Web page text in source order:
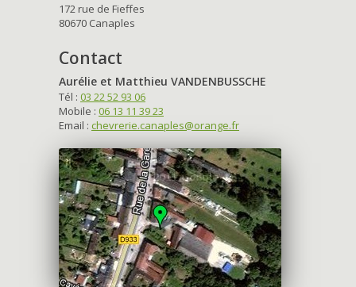
172 rue de Fieffes
80670 Canaples
Contact
Aurélie et Matthieu VANDENBUSSCHE
Tél : 03 22 52 93 06
Mobile : 06 13 11 39 23
Email : chevrerie.canaples@orange.fr